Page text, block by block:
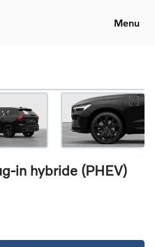
Menu
in hybride (PHEV)